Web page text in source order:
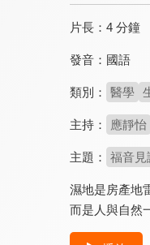
片長： 4 分鐘
發音： 國語
類別： 醫學
主持： 應靜怡
主題： 福音見
濕地是房產地
而是人與自然